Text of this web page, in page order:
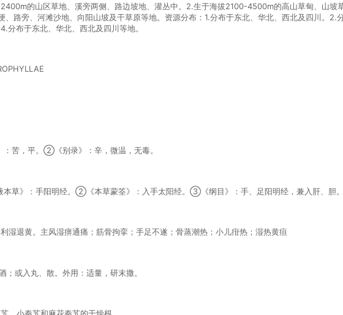
的山区草地、溪旁两侧、路边坡地、灌丛中。2.生于海拔2100-4500m的高山草甸、山
路旁、河滩沙地、向阳山坡及干草原等地。资源分布：1.分布于东北、华北、西北及四川。2.
分布于东北、华北、西北及四川等地。
苦，平。②《别录》：辛，微温，无毒。
草》：手阳明经。②《本草蒙筌》：入手太阳经。③《纲目》：手、足阳明经，兼入肝、胆。
湿退黄。主风湿痹通痛；筋骨拘挛；手足不遂；骨蒸潮热；小儿疳热；湿热黄疸
；或入丸、散。外用：适量，研末撒。